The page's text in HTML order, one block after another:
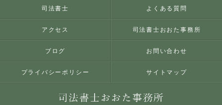
司法書士 よくある質問
アクセス 司法書士おおた事務所
ブログ お問い合わせ
プライバシーポリシー サイトマップ